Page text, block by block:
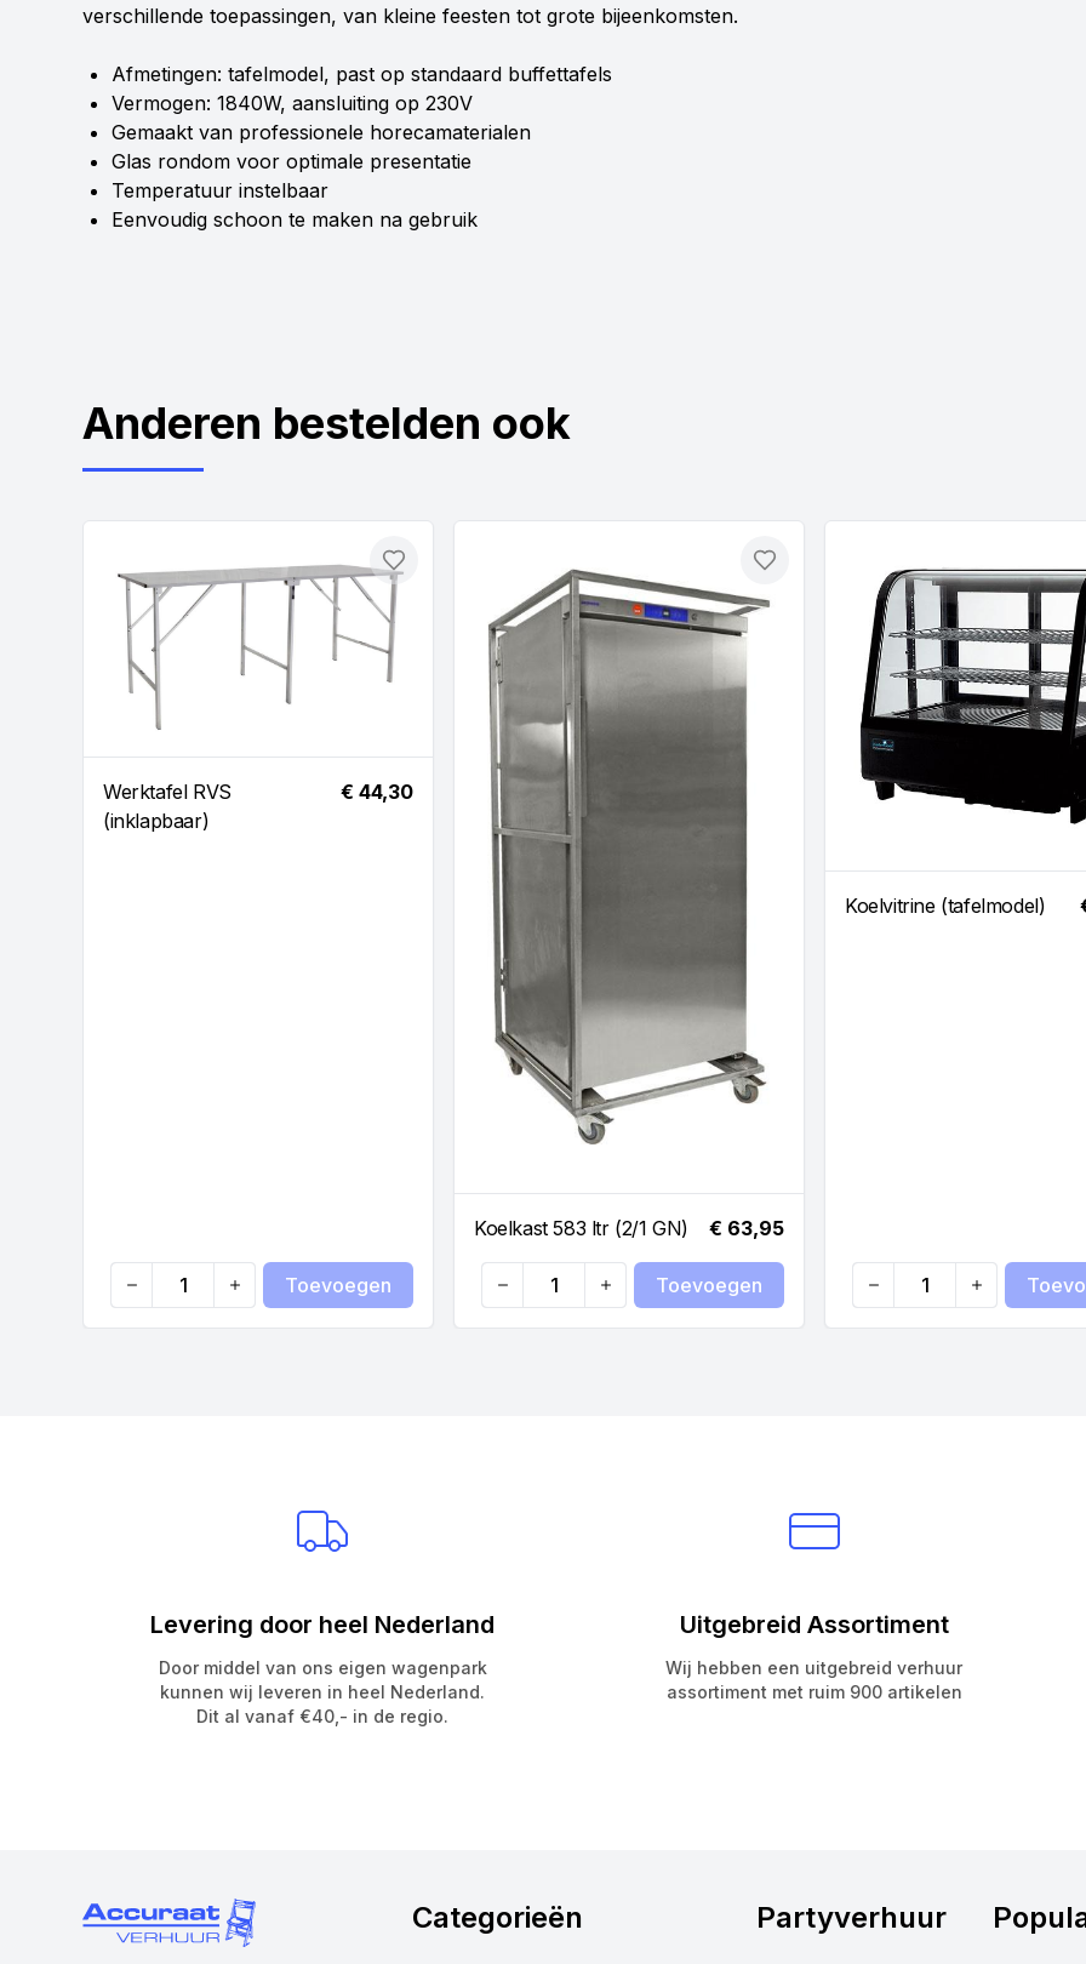
verschillende toepassingen, van kleine feesten tot grote bijeenkomsten.
Afmetingen: tafelmodel, past op standaard buffettafels
Vermogen: 1840W, aansluiting op 230V
Gemaakt van professionele horecamaterialen
Glas rondom voor optimale presentatie
Temperatuur instelbaar
Eenvoudig schoon te maken na gebruik
Anderen bestelden ook
Werktafel RVS
(inklapbaar)
€ 44,30
Toevoegen
Quantity
Toevoegen
Koelkast 583 ltr (2/1 GN) € 63,95
Toevoegen
Quantity
Toevoegen
Koelvitrine (tafelmodel)
Quantity
Levering door heel Nederland
Door middel van ons eigen wagenpark
kunnen wij leveren in heel Nederland.
Dit al vanaf €40,- in de regio.
Uitgebreid Assortiment
Wij hebben een uitgebreid verhuur
assortiment met ruim 900 artikelen
Categorieën Partyverhuur